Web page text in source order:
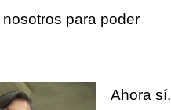
para poder
Ahora sí.